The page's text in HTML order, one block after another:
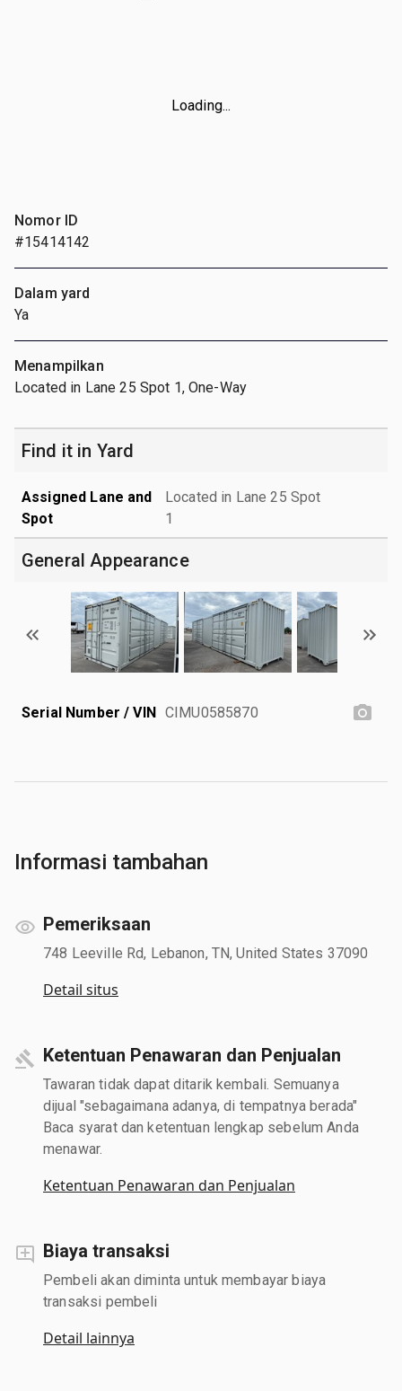
Loading...
Nomor ID
#15414142
Dalam yard
Ya
Menampilkan
Located in Lane 25 Spot 1, One-Way
Find it in Yard
Assigned Lane and
Spot
Located in Lane 25 Spot
1
General Appearance
Serial Number / VIN CIMU0585870
Informasi tambahan
Pemeriksaan
748 Leeville Rd, Lebanon, TN, United States 37090
Detail situs
Ketentuan Penawaran dan Penjualan
Tawaran tidak dapat ditarik kembali. Semuanya
dijual "sebagaimana adanya, di tempatnya berada"
Baca syarat dan ketentuan lengkap sebelum Anda
menawar.
Ketentuan Penawaran dan Penjualan
Biaya transaksi
Pembeli akan diminta untuk membayar biaya
transaksi pembeli
Detail lainnya